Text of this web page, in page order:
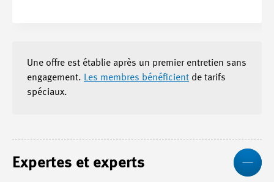
Une offre est établie après un premier entretien sans
engagement. Les membres bénéficient de tarifs
spéciaux.
Expertes et experts